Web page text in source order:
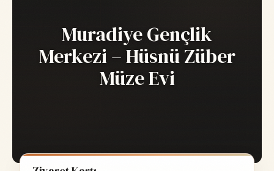
Muradiye Gençlik
Merkezi – Hüsnü Züber
Müze Evi